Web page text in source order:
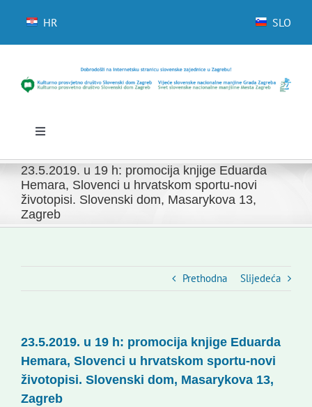
HR SLO
Toggle
Početna
Novosti
Slovenski dom Zagreb
Korisne informacije
23.5.2019. u 19 h: promocija knjige Eduarda
Hemara, Slovenci u hrvatskom sportu-novi
životopisi. Slovenski dom, Masarykova 13,
Zagreb
Prethodna Slijedeća
23.5.2019. u 19 h: promocija knjige Eduarda
Hemara, Slovenci u hrvatskom sportu-novi
životopisi. Slovenski dom, Masarykova 13,
Zagreb